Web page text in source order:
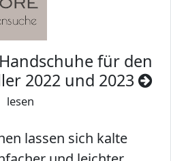
für den
2022 und 2023
lesen
lassen sich kalte